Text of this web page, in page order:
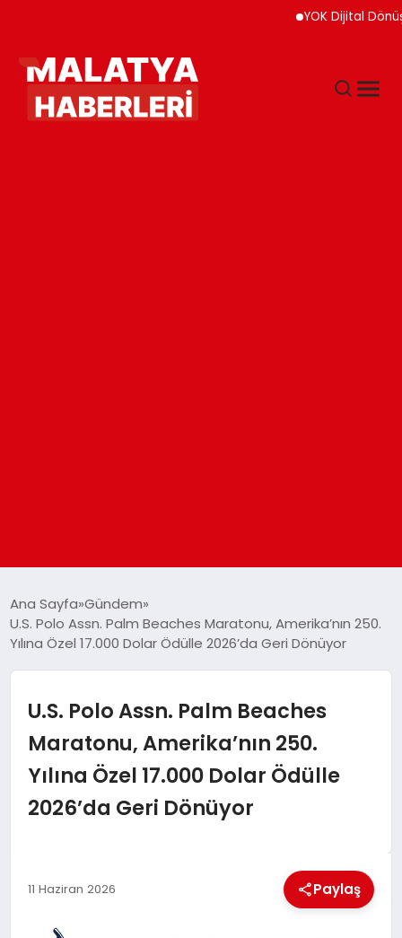
YOK Dijital Dönüşüm
GÜNDEM
DÜNYA
EĞITIM
EKONOMI
Ana Sayfa Gündem
U.S. Polo Assn. Palm Beaches Maratonu, Amerika’nın 250.
Yılına Özel 17.000 Dolar Ödülle 2026’da Geri Dönüyor
U.S. Polo Assn. Palm Beaches
Maratonu, Amerika’nın 250.
Yılına Özel 17.000 Dolar Ödülle
2026’da Geri Dönüyor
11 Haziran 2026 Paylaş